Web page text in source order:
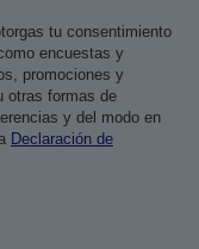
tu consentimiento
encuestas y
promociones y
otras formas de
y del modo en
Declaración de